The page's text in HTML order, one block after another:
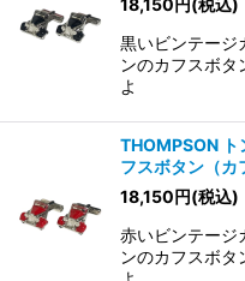
18,150円(税込)
黒いビンテージ
ンのカフスボタ
よ
THOMPSON ト
フスボタン（カ
18,150円(税込)
赤いビンテージ
ンのカフスボタ